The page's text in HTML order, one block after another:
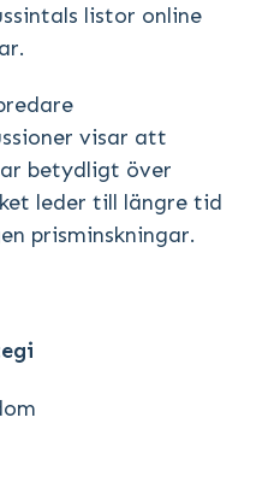
listor online
visar att
betydligt över
leder till längre tid
prisminskningar.